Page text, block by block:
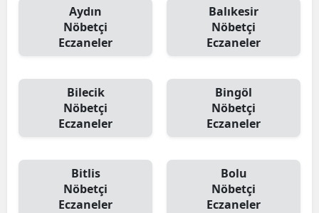
Aydın
Nöbetçi
Eczaneler
Balıkesir
Nöbetçi
Eczaneler
Bilecik
Nöbetçi
Eczaneler
Bingöl
Nöbetçi
Eczaneler
Bitlis
Nöbetçi
Eczaneler
Bolu
Nöbetçi
Eczaneler